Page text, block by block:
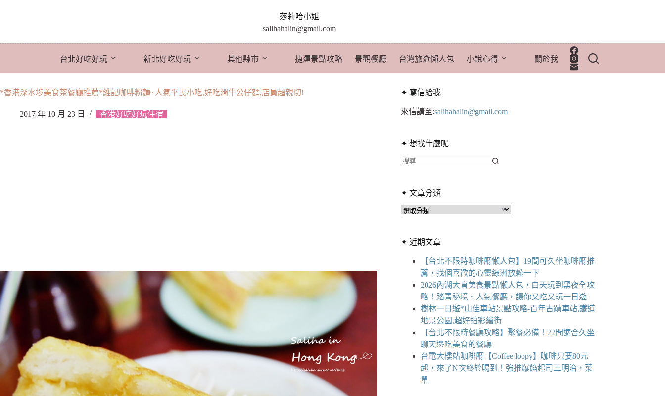
要
莎莉哈小姐
salihahalin@gmail.com
台北好吃好玩 新北好吃好玩 其他縣市 捷運景點攻略 景觀餐廳 台灣旅遊懶人包 小說心得 關於我
*香港深水埗美食茶餐廳推薦*維記咖啡粉麵~人氣平民小吃,好吃潤牛公仔麵,店員超親切!
2017 年 10 月 23 日 香港好吃好玩住宿
✦ 寫信給我
來信請至:salihahalin@gmail.com
✦ 想找什麼呢
到
符
件
✦ 文章分類
✦
分
✦ 近期文章
【台北不限時咖啡廳懶人包】19間可久坐咖啡廳推
薦，找個喜歡的心靈綠洲放鬆一下
2026內湖大直美食景點懶人包，白天玩到黑夜全攻
略！踏青秘境、人氣餐廳，讓你又吃又玩一日遊
樹林一日遊*山佳車站景點攻略-百年古蹟車站,鐵道
地景公園,超好拍彩繪街
【台北不限時餐廳攻略】聚餐必備！22間適合久坐
聊天邊吃美食的餐廳
台電大樓站咖啡廳【Coffee loopy】咖啡只要80元
起，來了N次終於喝到！強推爆餡起司三明治，菜
單